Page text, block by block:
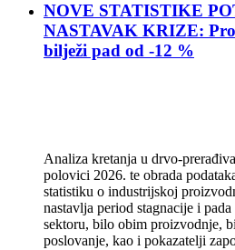
NOVE STATISTIKE
NASTAVAK KRIZE:
bilježi pad od -12 %
Analiza kretanja u drvo-
polovici 2026. te obrada
statistiku o industrijskoj
nastavlja period stagnacije i
sektoru, bilo obim proizvodnje,
poslovanje, kao i pokazatelji